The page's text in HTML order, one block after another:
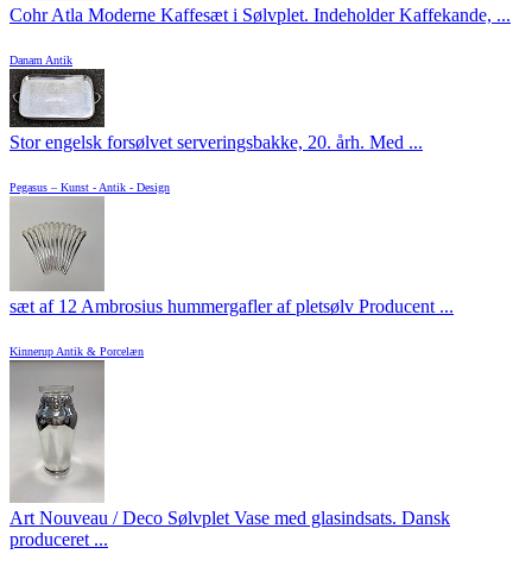
Cohr Atla Moderne Kaffesæt i Sølvplet. Indeholder Kaffekande, ...
Danam Antik
Stor engelsk forsølvet serveringsbakke, 20. årh. Med ...
Pegasus – Kunst - Antik - Design
sæt af 12 Ambrosius hummergafler af pletsølv Producent ...
Kinnerup Antik & Porcelæn
Art Nouveau / Deco Sølvplet Vase med glasindsats. Dansk
produceret ...